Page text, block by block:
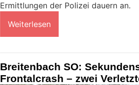
Ermittlungen der Polizei dauern an.
Weiterlesen
Breitenbach SO:
Frontalcrash – zwei